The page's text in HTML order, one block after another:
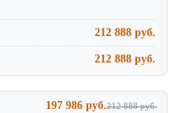
212 888 руб.
212 888 руб.
197 986 руб.212 888 руб.